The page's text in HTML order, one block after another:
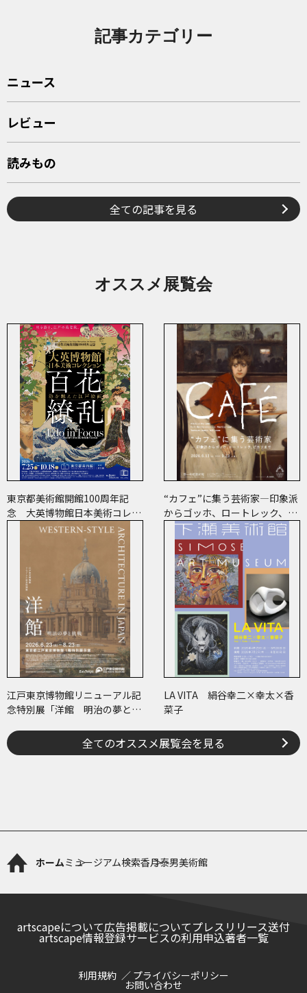
記事カテゴリー
ニュース
レビュー
読みもの
全ての記事を見る
オススメ展覧会
東京都美術館開館100周年記
念 大英博物館日本美術コレク
ション 百花繚乱～海を越えた
“カフェ”に集う芸術家―印象派
からゴッホ、ロートレック、ピ
カソまで
江戸東京博物館リニューアル記
念特別展「洋館 明治の夢と挑
LA VITA 絹谷幸二×幸太×香
菜子
全てのオススメ展覧会を見る
ホームミュージアム検索香月泰男美術館
artscapeについて広告掲載についてプレスリリース送付
artscape情報登録サービスの利用申込著者一覧
利用規約 プライバシーポリシー
お問い合わせ